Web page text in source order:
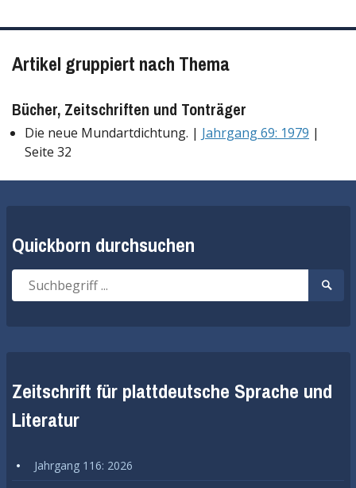
Artikel gruppiert nach Thema
Bücher, Zeitschriften und Tonträger
Die neue Mundartdichtung. | Jahrgang 69: 1979 |
Seite 32
Quickborn durchsuchen
Suche
nach:
Suche
Zeitschrift für plattdeutsche Sprache und
Literatur
Jahrgang 116: 2026